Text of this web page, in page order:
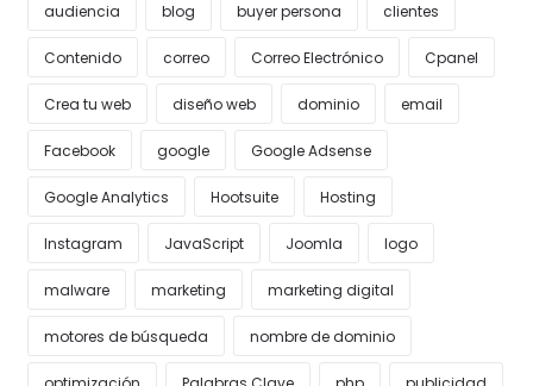
audiencia blog buyer persona clientes
Contenido correo Correo Electrónico Cpanel
Crea tu web diseño web dominio email
Facebook google Google Adsense
Google Analytics Hootsuite Hosting
Instagram JavaScript Joomla logo
malware marketing marketing digital
motores de búsqueda nombre de dominio